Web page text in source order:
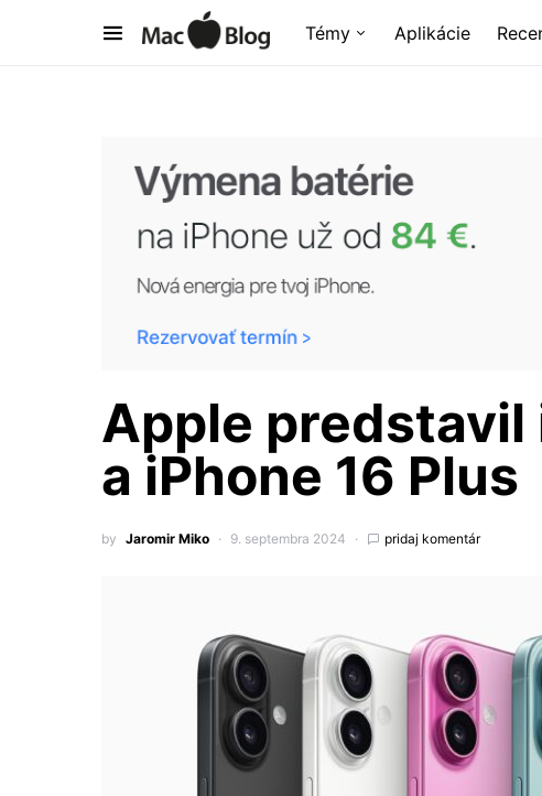
Témy Aplikácie
Apple predstavil
a iPhone 16 Plus
by Jaromir Miko 9. septembra 2024 pridaj komentár